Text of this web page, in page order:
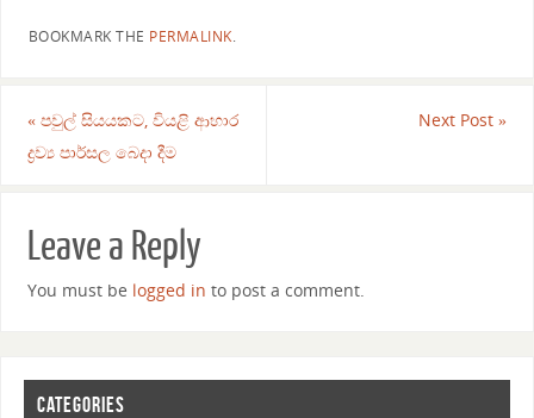
BOOKMARK THE PERMALINK.
«පවුල් සියයකට, වියළි ආහාර
ද්‍රව්‍ය පාර්සල බෙදා දීම
Next Post»
Leave a Reply
You must be logged in to post a comment.
CATEGORIES